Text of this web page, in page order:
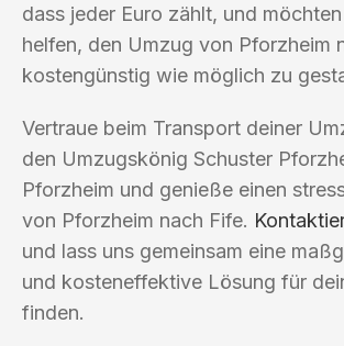
dass jeder Euro zählt, und
helfen, den Umzug von Pforzheim
kostengünstig wie möglich zu
Vertraue beim Transport deiner
den Umzugskönig Schuster
Pforzheim und genieße einen
von Pforzheim nach Fife.
und lass uns gemeinsam eine
und kosteneffektive Lösung für
finden.